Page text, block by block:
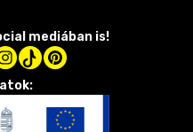
mediában is!